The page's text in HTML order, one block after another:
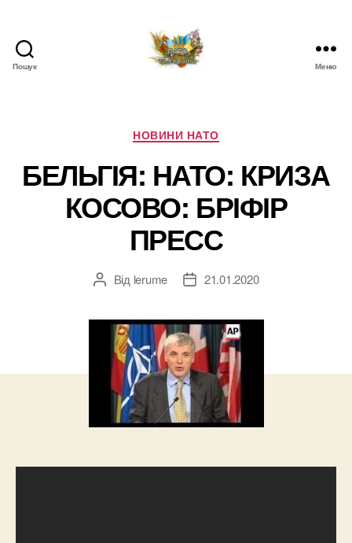
Пошук
Новини
про
НАТО
в
Україні
Меню
Категорії
НОВИНИ НАТО
БЕЛЬГІЯ: НАТО: КРИЗА
КОСОВО: БРІФІР
ПРЕСС
Автор
Від lerume
Дата21.01.2020